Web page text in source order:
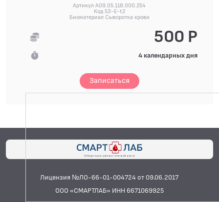
Артикул A09.05.118.000.254
Код 53-E-t2
Биоматериал Сыворотка крови
500 Р
4 календарных дня
Записаться
Лицензия №ЛО-66-01-004724 от 09.06.2017
ООО «СМАРТЛАБ» ИНН 6671069925